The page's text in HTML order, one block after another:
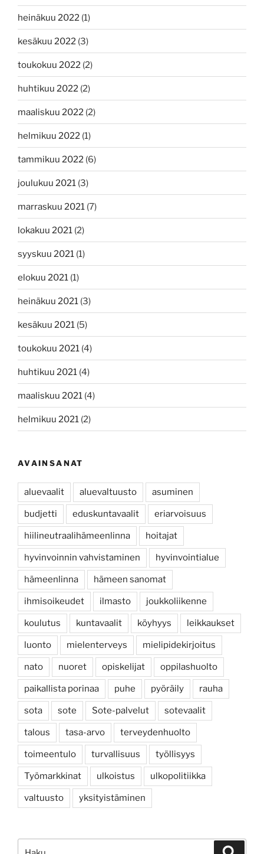
heinäkuu 2022 (1)
kesäkuu 2022 (3)
toukokuu 2022 (2)
huhtikuu 2022 (2)
maaliskuu 2022 (2)
helmikuu 2022 (1)
tammikuu 2022 (6)
joulukuu 2021 (3)
marraskuu 2021 (7)
lokakuu 2021 (2)
syyskuu 2021 (1)
elokuu 2021 (1)
heinäkuu 2021 (3)
kesäkuu 2021 (5)
toukokuu 2021 (4)
huhtikuu 2021 (4)
maaliskuu 2021 (4)
helmikuu 2021 (2)
AVAINSANAT
aluevaalit aluevaltuusto asuminen
budjetti eduskuntavaalit eriarvoisuus
hiilineutraalihämeenlinna hoitajat
hyvinvoinnin vahvistaminen hyvinvointialue
hämeenlinna hämeen sanomat
ihmisoikeudet ilmasto joukkoliikenne
koulutus kuntavaalit köyhyys leikkaukset
luonto mielenterveys mielipidekirjoitus
nato nuoret opiskelijat oppilashuolto
paikallista porinaa puhe pyöräily rauha
sota sote Sote-palvelut sotevaalit
talous tasa-arvo terveydenhuolto
toimeentulo turvallisuus työllisyys
Työmarkkinat ulkoistus ulkopolitiikka
valtuusto yksityistäminen